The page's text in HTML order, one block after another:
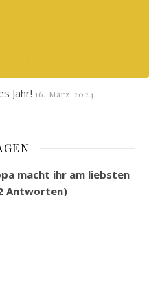
Jahr! 16. März 2024
macht ihr am liebsten
Antworten)